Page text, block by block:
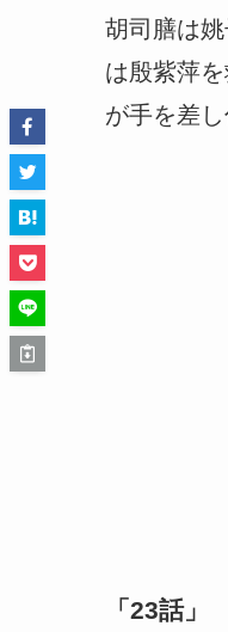
胡司膳は
は殷紫萍
が手を差
「23話」